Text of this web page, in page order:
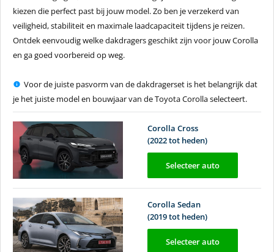
kiezen die perfect past bij jouw model. Zo ben je verzekerd van
veiligheid, stabiliteit en maximale laadcapaciteit tijdens je reizen.
Ontdek eenvoudig welke dakdragers geschikt zijn voor jouw Corolla
en ga goed voorbereid op weg.
Voor de juiste pasvorm van de dakdragerset is het belangrijk dat
je het juiste model en bouwjaar van de Toyota Corolla selecteert.
Corolla Cross
(2022 tot heden)
Selecteer auto
Corolla Sedan
(2019 tot heden)
Selecteer auto